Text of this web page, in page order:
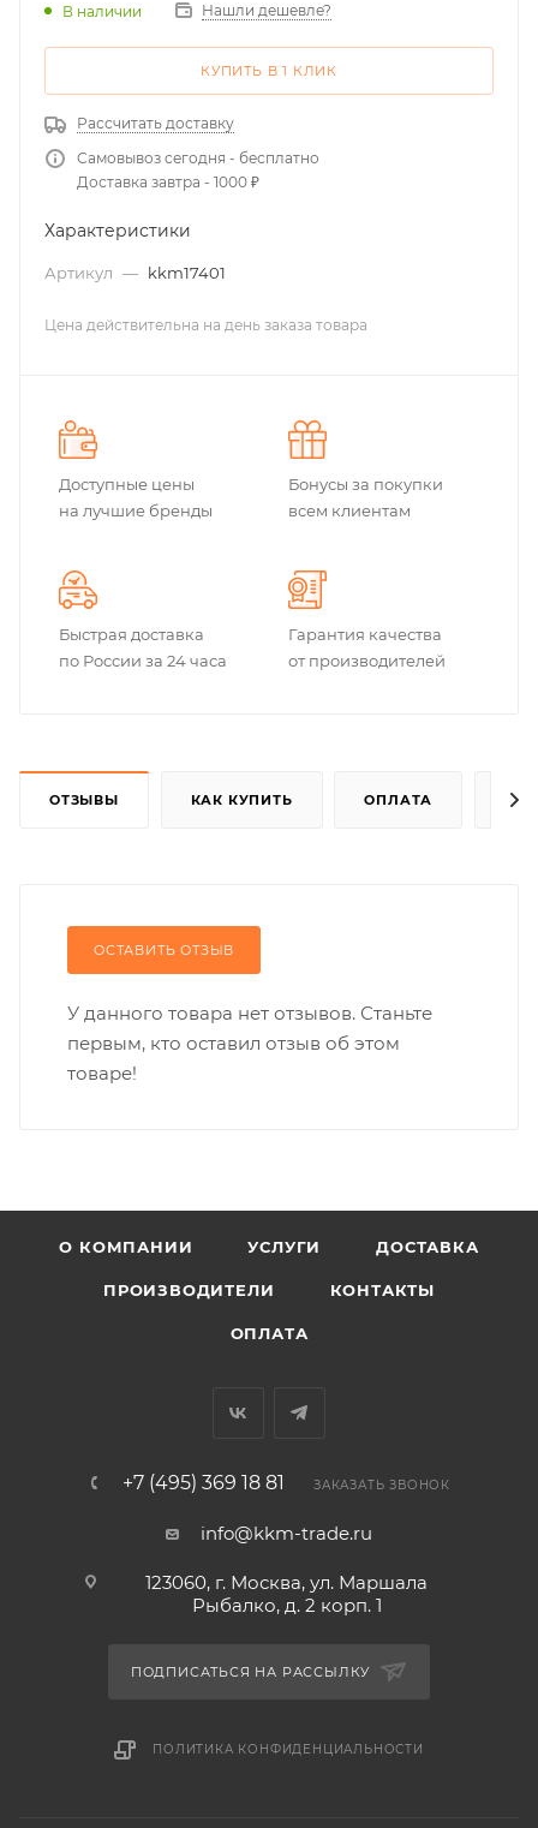
В наличии Нашли дешевле?
КУПИТЬ В 1 КЛИК
Рассчитать доставку
Самовывоз сегодня - бесплатно
Доставка завтра - 1000 ₽
Характеристики
Артикул — kkm17401
Цена действительна на день заказа товара
Доступные цены
на лучшие бренды
Бонусы за покупки
всем клиентам
Быстрая доставка
по России за 24 часа
Гарантия качества
от производителей
ОТЗЫВЫ КАК КУПИТЬ ОПЛАТА
ОСТАВИТЬ ОТЗЫВ
У данного товара нет отзывов. Станьте
первым, кто оставил отзыв об этом
товаре!
О КОМПАНИИ УСЛУГИ ДОСТАВКА
ПРОИЗВОДИТЕЛИ КОНТАКТЫ
ОПЛАТА
+7 (495) 369 18 81 ЗАКАЗАТЬ ЗВОНОК
info@kkm-trade.ru
123060, г. Москва, ул. Маршала
Рыбалко, д. 2 корп. 1
ПОДПИСАТЬСЯ НА РАССЫЛКУ
ПОЛИТИКА КОНФИДЕНЦИАЛЬНОСТИ